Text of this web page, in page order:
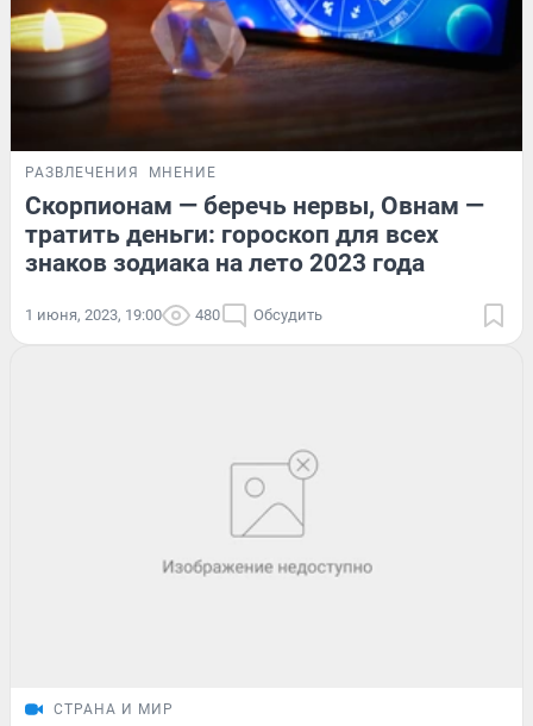
РАЗВЛЕЧЕНИЯ МНЕНИЕ
Скорпионам — беречь нервы, Овнам —
тратить деньги: гороскоп для всех
знаков зодиака на лето 2023 года
1 июня, 2023, 19:00 480 Обсудить
СТРАНА И МИР